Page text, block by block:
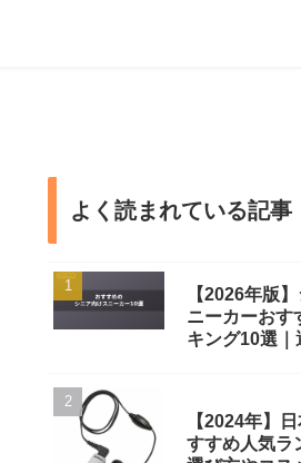
よく読まれている記事
【2026年版
ニーカーおす
キング10選
【2024年】
すすめ人気ラ